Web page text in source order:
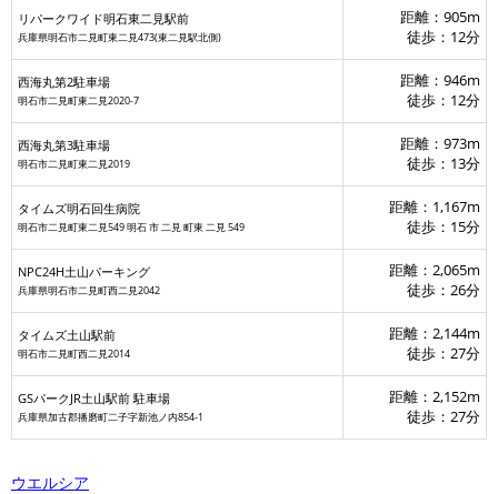
リパークワイド明石東二見駅前
兵庫県明石市二見町東二見473(東二見駅北側)
距離：905m
徒歩：12分
西海丸第2駐車場
明石市二見町東二見2020-7
距離：946m
徒歩：12分
西海丸第3駐車場
明石市二見町東二見2019
距離：973m
徒歩：13分
タイムズ明石回生病院
明石市二見町東二見549 明石 市 二見 町東 二見 549
距離：1,167m
徒歩：15分
NPC24H土山パーキング
兵庫県明石市二見町西二見2042
距離：2,065m
徒歩：26分
タイムズ土山駅前
明石市二見町西二見2014
距離：2,144m
徒歩：27分
GSパークJR土山駅前 駐車場
兵庫県加古郡播磨町二子字新池ノ内854-1
距離：2,152m
徒歩：27分
ウエルシア
ソン 播磨新島通店
セブン‐イレブン 播磨